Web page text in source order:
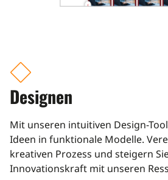
icon
Designen
Mit unseren intuitiven Design-
Ideen in funktionale Modelle.
kreativen Prozess und steigern
Innovationskraft mit unseren